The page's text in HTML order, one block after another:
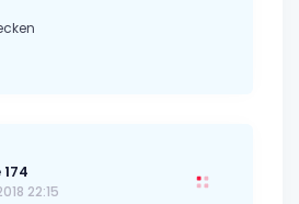
22:15